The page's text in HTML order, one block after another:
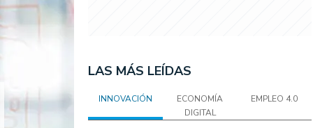
LAS MÁS LEÍDAS
INNOVACIÓN
ECONOMÍA
DIGITAL
EMPLEO 4.0